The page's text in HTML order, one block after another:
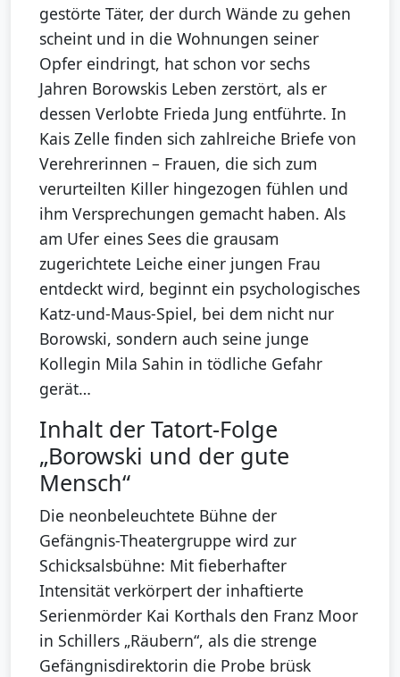
gestörte Täter, der durch Wände zu gehen
scheint und in die Wohnungen seiner
Opfer eindringt, hat schon vor sechs
Jahren Borowskis Leben zerstört, als er
dessen Verlobte Frieda Jung entführte. In
Kais Zelle finden sich zahlreiche Briefe von
Verehrerinnen – Frauen, die sich zum
verurteilten Killer hingezogen fühlen und
ihm Versprechungen gemacht haben. Als
am Ufer eines Sees die grausam
zugerichtete Leiche einer jungen Frau
entdeckt wird, beginnt ein psychologisches
Katz-und-Maus-Spiel, bei dem nicht nur
Borowski, sondern auch seine junge
Kollegin Mila Sahin in tödliche Gefahr
gerät…
Inhalt der Tatort-Folge
„Borowski und der gute
Mensch“
Die neonbeleuchtete Bühne der
Gefängnis-Theatergruppe wird zur
Schicksalsbühne: Mit fieberhafter
Intensität verkörpert der inhaftierte
Serienmörder Kai Korthals den Franz Moor
in Schillers „Räubern“, als die strenge
Gefängnisdirektorin die Probe brüsk